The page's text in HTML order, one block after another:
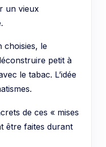
un vieux
choisies, le
petit à
le tabac. L’idée
de ces « mises
être faites durant